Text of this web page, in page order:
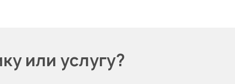
или услугу?